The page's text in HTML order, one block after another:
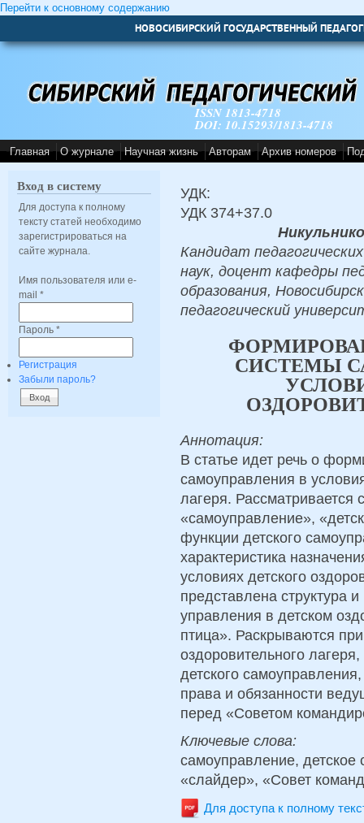
Перейти к основному содержанию
НОВОСИБИРСКИЙ ГОСУДАРСТВЕННЫЙ
ISSN 1813-4718
DOI: 10.15293/1813-4718
Главная О журнале Научная жизнь Авторам Архив номеров
Вход в систему
Для доступа к полному
тексту статей необходимо
зарегистрироваться на
сайте журнала.
Имя пользователя или e-
mail *
Пароль *
Регистрация
Забыли пароль?
УДК:
УДК 374+37.0
Кандидат
наук, доцент кафедры
образования,
педагогический
СИСТЕМЫ
Аннотация:
В статье идет речь о
самоуправления в
лагеря. Рассматривается
«самоуправление»,
функции детского
характеристика
условиях детского
представлена структура
управления в детском
птица». Раскрываются
оздоровительного
детского
права и обязанности
перед «Советом
Ключевые слова:
самоуправление, детское
«слайдер», «Cовет
Для доступа к полному